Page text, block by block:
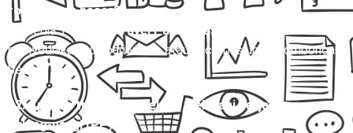
rombongan besar?
Tersedia. Penyedia travel Pati Bekasi
menyediakan bus pariwisata atau microbus untuk rombongan
besar.
12. Apakah travel Pati Bekasi melayani perjalanan
pulang-pergi (PP)?